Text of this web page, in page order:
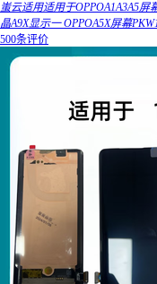
蚩云适用适用于OPPOA1A3A5屏
晶A9X显示一 OPPOA5X屏幕
500条评价